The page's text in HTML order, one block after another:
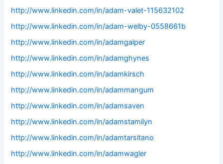
http://www.linkedin.com/in/adam-valet-115632102
http://www.linkedin.com/in/adam-welby-0558661b
http://www.linkedin.com/in/adamgalper
http://www.linkedin.com/in/adamghynes
http://www.linkedin.com/in/adamkirsch
http://www.linkedin.com/in/adammangum
http://www.linkedin.com/in/adamsaven
http://www.linkedin.com/in/adamstamilyn
http://www.linkedin.com/in/adamtarsitano
http://www.linkedin.com/in/adamwagler